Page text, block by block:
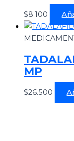
$8.100
MP
$26.500